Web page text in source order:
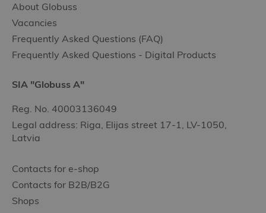
About Globuss
Vacancies
Frequently Asked Questions (FAQ)
Frequently Asked Questions - Digital Products
SIA "Globuss A"
Reg. No. 40003136049
Legal address: Riga, Elijas street 17-1, LV-1050,
Latvia
Contacts for e-shop
Contacts for B2B/B2G
Shops